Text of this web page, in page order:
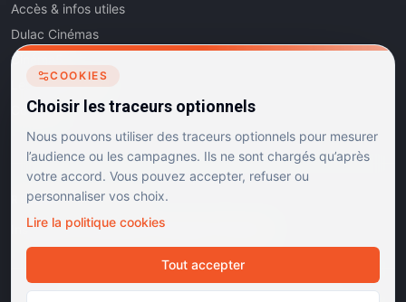
Accès & infos utiles
Dulac Cinémas
Cinéma5
Les Dits de l'Art
Contact
RÉSEAUX SOCIAUX
Instagram Facebook Linkedin
COOKIES
Choisir les traceurs optionnels
Nous pouvons utiliser des traceurs optionnels pour mesurer
l’audience ou les campagnes. Ils ne sont chargés qu’après
votre accord. Vous pouvez accepter, refuser ou
personnaliser vos choix.
Lire la politique cookies
Tout accepter